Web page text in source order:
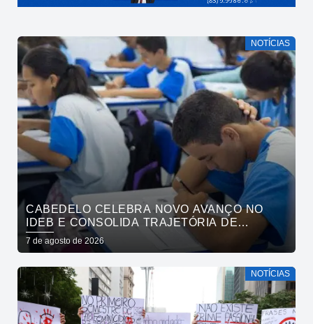
NOTÍCIAS
CABEDELO CELEBRA NOVO AVANÇO NO
IDEB E CONSOLIDA TRAJETÓRIA DE
CRESCIMENTO NA EDUCAÇÃO PÚBLICA
7 de agosto de 2026
NOTÍCIAS